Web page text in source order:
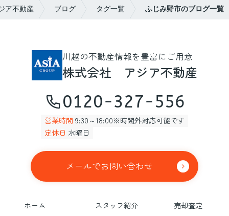
ア不動産 ブログ タグ一覧 ふじみ野市のブログ一覧
川越の不動産情報を豊富にご用意
株式会社 アジア不動産
0120-327-556
営業時間 9:30～18:00※時間外対応可能です
定休日 水曜日
メールでお問い合わせ
ホーム スタッフ紹介
売却査定